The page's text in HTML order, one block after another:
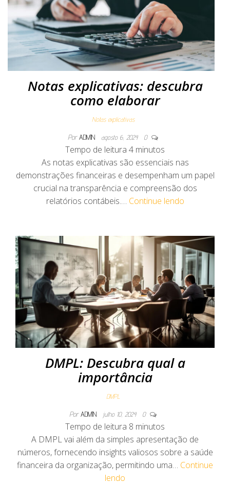
Notas explicativas: descubra
como elaborar
Notas explicativas
Por ADMIN agosto 6, 2024 0
Tempo de leitura 4 minutos
As notas explicativas são essenciais nas
demonstrações financeiras e desempenham um papel
crucial na transparência e compreensão dos
relatórios contábeis.… Continue lendo
DMPL: Descubra qual a
importância
DMPL
Por ADMIN julho 10, 2024 0
Tempo de leitura 8 minutos
A DMPL vai além da simples apresentação de
números, fornecendo insights valiosos sobre a saúde
financeira da organização, permitindo uma… Continue
lendo